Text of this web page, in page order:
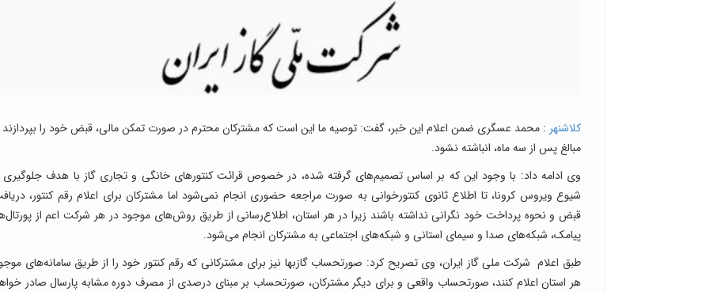
کلاشنهر : محمد عسگری ضمن اعلام این خبر، گفت: توصیه ما این است که مشترکان محترم در صورت تمکن مالی، قبض خود را بپردازند
مبالغ پس از سه ماه، انباشته نشود.
وی ادامه داد: با وجود این که بر اساس تصمیم‌های گرفته شده، در خصوص قرائت کنتورهای خانگی و تجاری گاز با هدف جلوگیری
شیوع ویروس کرونا، تا اطلاع ثانوی کنتورخوانی به صورت مراجعه حضوری انجام نمی‌شود اما مشترکان برای اعلام رقم کنتور،
قبض و نحوه پرداخت خود نگرانی نداشته باشند زیرا در هر استان، اطلاع‌رسانی از طریق روش‌های موجود در هر شرکت اعم از
پیامک، شبکه‌های صدا و سیمای استانی و شبکه‌های اجتماعی به مشترکان انجام می‌شود.
طبق اعلام شرکت ملی گاز ایران، وی تصریح کرد: صورتحساب گازبها نیز برای مشترکانی که رقم کنتور خود را از طریق سامانه‌های
هر استان اعلام کنند، صورتحساب واقعی و برای دیگر مشترکان، صورتحساب بر مبنای درصدی از مصرف دوره مشابه پارسال صادر